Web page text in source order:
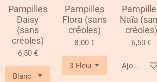
Pampilles
Daisy
(sans
créoles)
6,50 €
Pampilles
Flora (sans
créoles)
8,00 €
Naïa
créoles)
6,50 €
Ajouter